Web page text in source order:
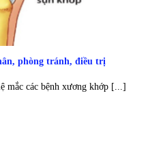
phòng tránh, điều trị
mắc các bệnh xương khớp [...]